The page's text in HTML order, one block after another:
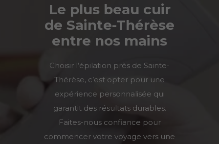
Le plus beau cuir
de Sainte-Thérèse
entre nos mains
Choisir l’épilation près de Sainte-
Thérèse, c’est opter pour une
expérience personnalisée qui
garantit des résultats durables.
Faites-nous confiance pour
commencer votre voyage vers une